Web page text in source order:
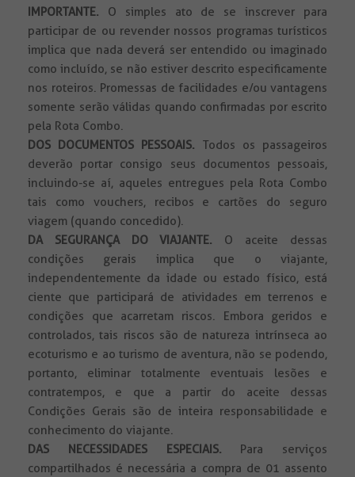
IMPORTANTE. O simples ato de se inscrever para
participar de ou revender nossos programas turísticos
implica que nada deverá ser entendido ou imaginado
como incluído, se não estiver descrito especificamente
nos roteiros. Promessas de facilidades e/ou vantagens
somente serão válidas quando confirmadas por escrito
pela Rota Combo.
DOS DOCUMENTOS PESSOAIS. Todos os passageiros
deverão portar consigo seus documentos pessoais,
incluindo-se aí, aqueles entregues pela Rota Combo
tais como vouchers, recibos e cartões do seguro
viagem (quando concedido).
DA SEGURANÇA DO VIAJANTE. O aceite dessas
condições gerais implica que o viajante,
independentemente da idade ou estado físico, está
ciente que participará de atividades em terrenos e
condições que acarretam riscos. Embora geridos e
controlados, tais riscos são de natureza intrínseca ao
ecoturismo e ao turismo de aventura, não se podendo,
portanto, eliminar totalmente eventuais lesões e
contratempos, e que a partir do aceite dessas
Condições Gerais são de inteira responsabilidade e
conhecimento do viajante.
DAS NECESSIDADES ESPECIAIS. Para serviços
compartilhados é necessária a compra de 01 assento